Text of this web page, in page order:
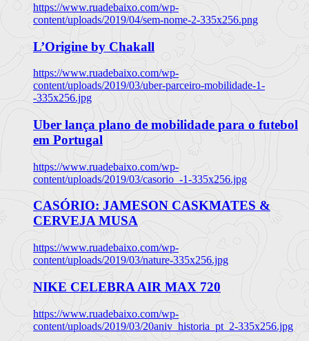
https://www.ruadebaixo.com/wp-
content/uploads/2019/04/sem-nome-2-335x256.png
L’Origine by Chakall
https://www.ruadebaixo.com/wp-
content/uploads/2019/03/uber-parceiro-mobilidade-1-
-335x256.jpg
Uber lança plano de mobilidade para o futebol
em Portugal
https://www.ruadebaixo.com/wp-
content/uploads/2019/03/casorio_-1-335x256.jpg
CASÓRIO: JAMESON CASKMATES &
CERVEJA MUSA
https://www.ruadebaixo.com/wp-
content/uploads/2019/03/nature-335x256.jpg
NIKE CELEBRA AIR MAX 720
https://www.ruadebaixo.com/wp-
content/uploads/2019/03/20aniv_historia_pt_2-335x256.jpg